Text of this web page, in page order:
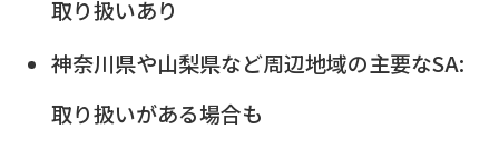
取り扱いあり
神奈川県や山梨県など周辺地域の主要なSA:
取り扱いがある場合も